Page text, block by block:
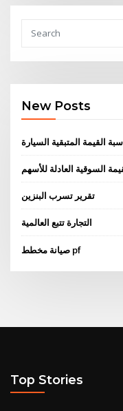
New Posts
القيمة المتبقية السيارة
السوقية العادلة للأسهم
تقرير تسرب البنزين
التجارة تتبع العالمية
صيانة مخطط pf
Top Stories